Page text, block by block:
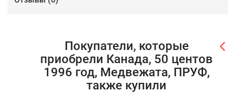
Покупатели, которые
приобрели Канада, 50 центов
1996 год, Медвежата, ПРУФ,
также купили